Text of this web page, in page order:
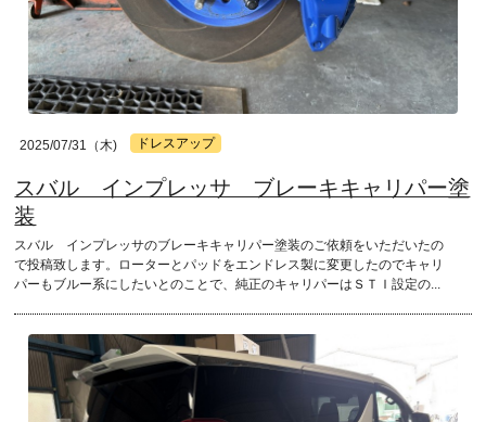
2025/07/31（木) ドレスアップ
スバル インプレッサ ブレーキキャリパー塗
装
スバル インプレッサのブレーキキャリパー塗装のご依頼をいただいたの
で投稿致します。ローターとパッドをエンドレス製に変更したのでキャリ
パーもブルー系にしたいとのことで、純正のキャリパーはＳＴＩ設定の...